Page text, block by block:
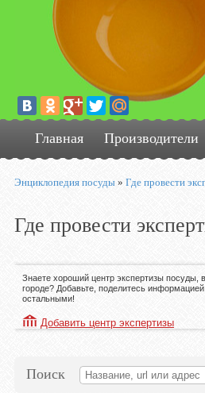
Главная Производители
Энциклопедия посуды » Где провести
Где провести
Знаете хороший центр экспертизы посуды,
городе? Добавьте, поделитесь информацией
остальными!
Добавить центр экспертизы
Поиск